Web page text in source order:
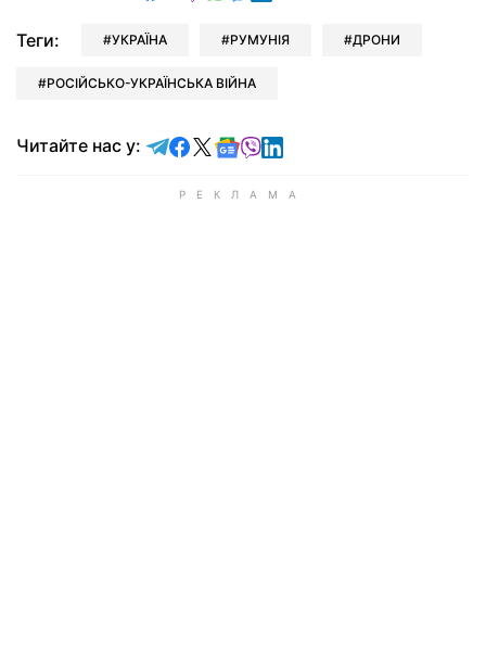
Теги: УКРАЇНА РУМУНІЯ ДРОНИ
РОСІЙСЬКО-УКРАЇНСЬКА ВІЙНА
Читайте нас у: Читайте у Telegram
Читайте у Facebook
Читайте у X
Читайте у Google news
Читайте у Viber
Читайте у LinkedIn